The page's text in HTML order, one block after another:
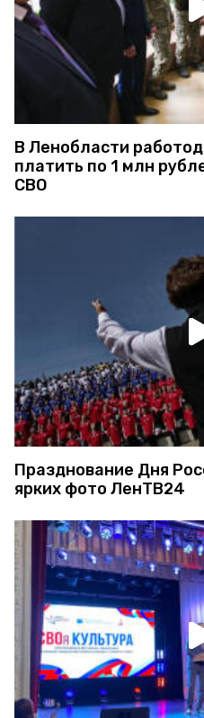
В Ленобласти
платить по 1 млн
СВО
Празднование Дня
ярких фото ЛенТВ24